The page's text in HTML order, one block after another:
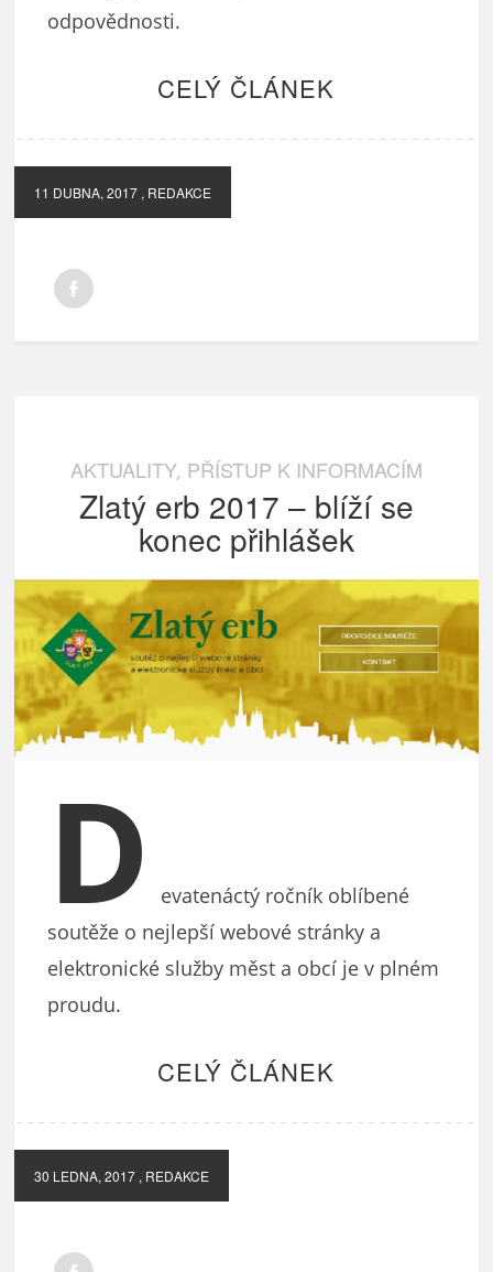
odpovědnosti.
CELÝ ČLÁNEK
11 DUBNA, 2017 , REDAKCE
AKTUALITY, PŘÍSTUP K INFORMACÍM
Zlatý erb 2017 – blíží se
konec přihlášek
D
evatenáctý ročník oblíbené
soutěže o nejlepší webové stránky a
elektronické služby měst a obcí je v plném
proudu.
CELÝ ČLÁNEK
30 LEDNA, 2017 , REDAKCE